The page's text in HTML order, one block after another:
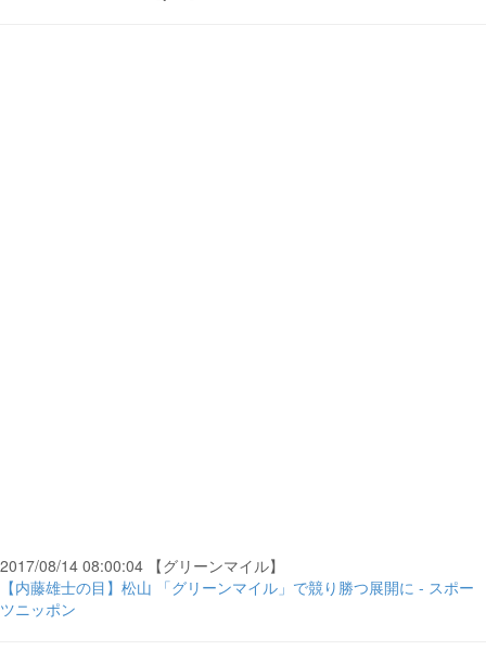
2017/08/14 08:00:04 【グリーンマイル】
【内藤雄士の目】松山 「グリーンマイル」で競り勝つ展開に - スポー
ツニッポン